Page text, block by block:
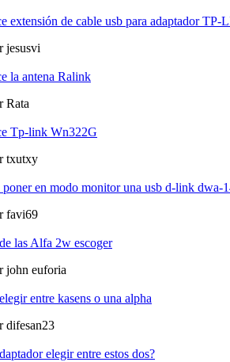
extensión de cable usb para adaptador
jesusvi
la antena Ralink
Rata
Tp-link Wn322G
txutxy
poner en modo monitor una usb d-link dwa-
favi69
las Alfa 2w escoger
john euforia
entre kasens o una alpha
difesan23
elegir entre estos dos?